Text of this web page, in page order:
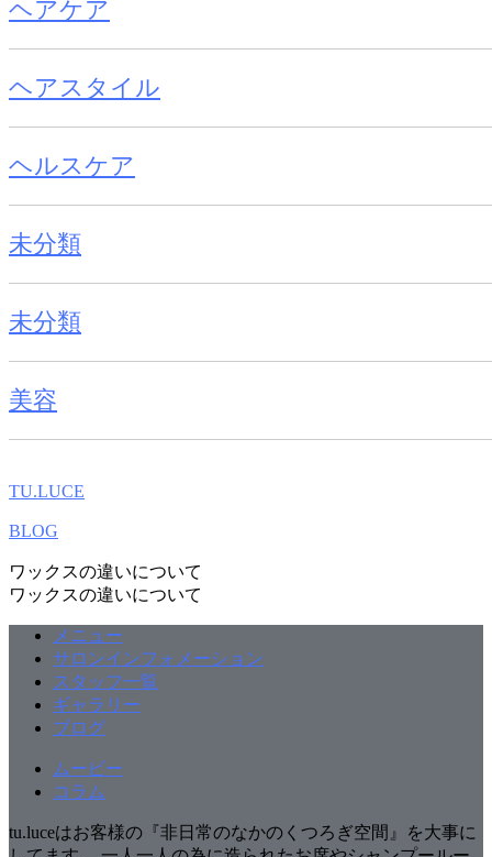
ヘアケア
ヘアスタイル
ヘルスケア
未分類
未分類
美容
TU.LUCE
BLOG
ワックスの違いについて
ワックスの違いについて
メニュー
サロンインフォメーション
スタッフ一覧
ギャラリー
ブログ
ムービー
コラム
tu.luceはお客様の『非日常のなかのくつろぎ空間』を大事に